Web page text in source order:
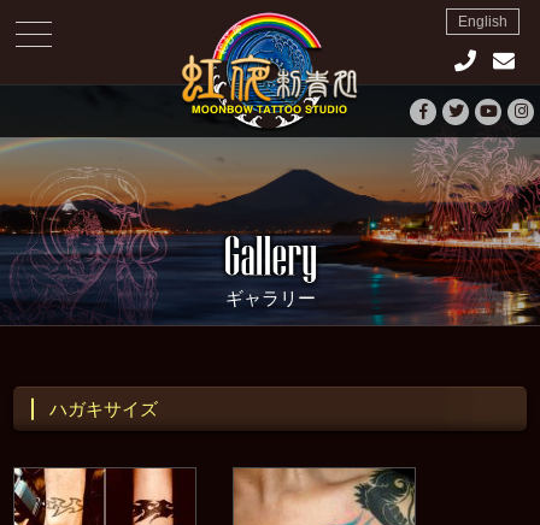
toggle
navigation
ギャラリー
English
ハガキサイズ